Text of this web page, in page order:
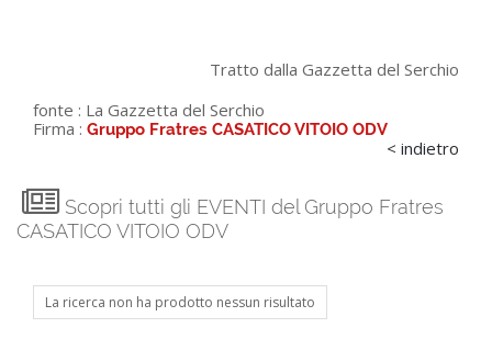
Tratto dalla Gazzetta del Serchio
fonte : La Gazzetta del Serchio
Firma : Gruppo Fratres CASATICO VITOIO ODV
< indietro
Scopri tutti gli EVENTI del Gruppo Fratres
CASATICO VITOIO ODV
La ricerca non ha prodotto nessun risultato